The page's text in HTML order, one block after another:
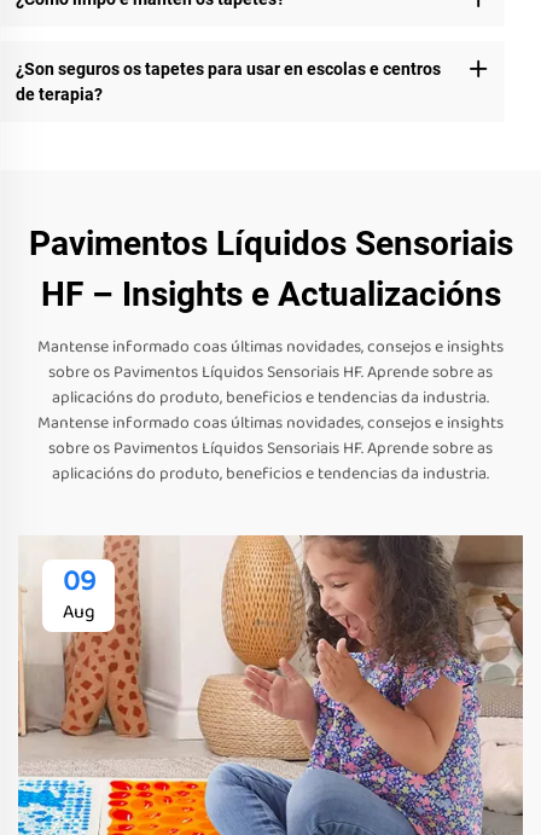
¿Son seguros os tapetes para usar en escolas e centros
de terapia?
Pavimentos Líquidos Sensoriais
HF – Insights e Actualizacións
Mantense informado coas últimas novidades, consejos e insights
sobre os Pavimentos Líquidos Sensoriais HF. Aprende sobre as
aplicacións do produto, beneficios e tendencias da industria.
Mantense informado coas últimas novidades, consejos e insights
sobre os Pavimentos Líquidos Sensoriais HF. Aprende sobre as
aplicacións do produto, beneficios e tendencias da industria.
09
Aug